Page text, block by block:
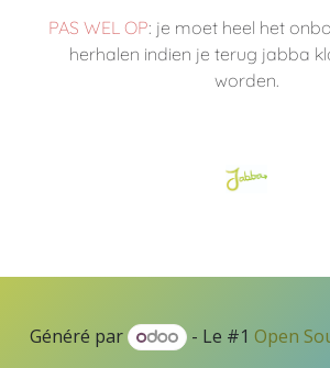
PAS WEL OP: je moet heel het
herhalen indien je terug jabba
worden.
Généré par - Le #1Open